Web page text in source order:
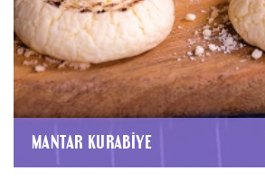
MANTAR KURABIYE